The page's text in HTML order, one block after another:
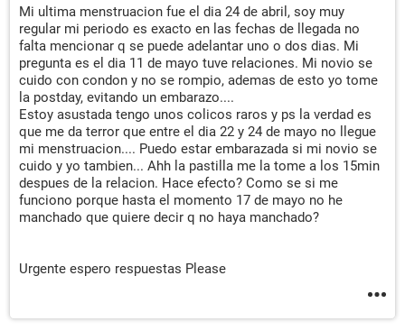
Mi ultima menstruacion fue el dia 24 de abril, soy muy
regular mi periodo es exacto en las fechas de llegada no
falta mencionar q se puede adelantar uno o dos dias. Mi
pregunta es el dia 11 de mayo tuve relaciones. Mi novio se
cuido con condon y no se rompio, ademas de esto yo tome
la postday, evitando un embarazo....
Estoy asustada tengo unos colicos raros y ps la verdad es
que me da terror que entre el dia 22 y 24 de mayo no llegue
mi menstruacion.... Puedo estar embarazada si mi novio se
cuido y yo tambien... Ahh la pastilla me la tome a los 15min
despues de la relacion. Hace efecto? Como se si me
funciono porque hasta el momento 17 de mayo no he
manchado que quiere decir q no haya manchado?
Urgente espero respuestas Please